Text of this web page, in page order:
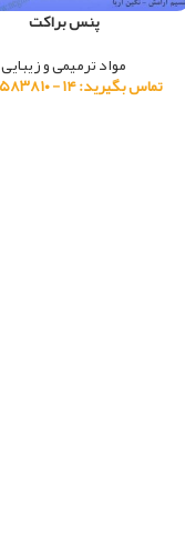
پنس براکت
مواد ترمیمی و زیبایی
تماس بگیرید: ۱۴ - ۰۲۱۶۶۵۸۳۸۱۰